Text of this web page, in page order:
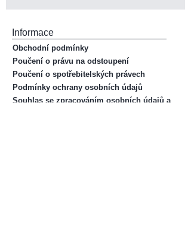
Informace
Obchodní podmínky
Poučení o právu na odstoupení
Poučení o spotřebitelských právech
Podmínky ochrany osobních údajů
Souhlas se zpracováním osobních údajů a